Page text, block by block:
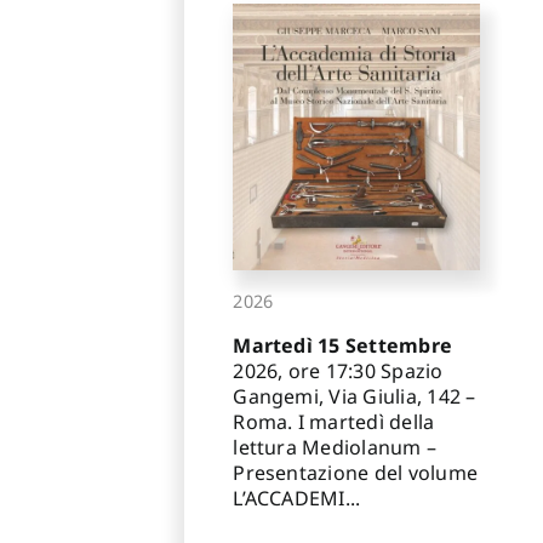
2026
Martedì 15 Settembre
2026, ore 17:30 Spazio
Gangemi, Via Giulia, 142 –
Roma. I martedì della
lettura Mediolanum –
Presentazione del volume
L’ACCADEMI...